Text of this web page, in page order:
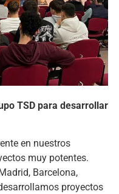
TSD para desarrollar
en nuestros
muy potentes.
Barcelona,
proyectos